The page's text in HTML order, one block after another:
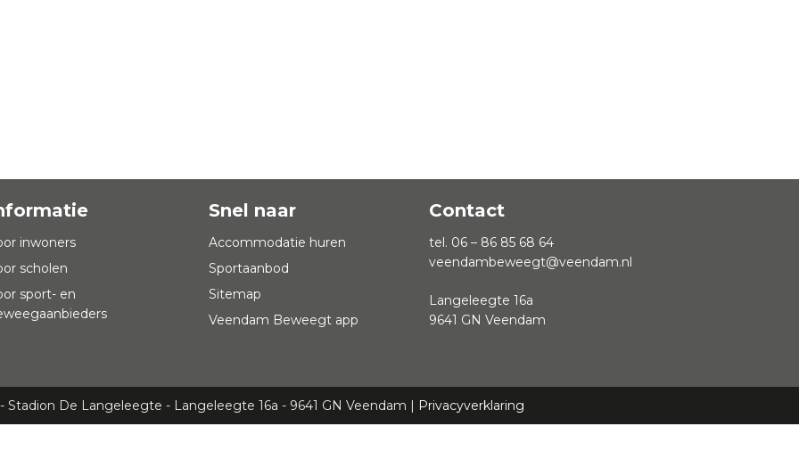
inwoners
scholen
sport- en
Snel naar
Accommodatie huren
Sportaanbod
Sitemap
Veendam Beweegt app
Contact
tel. 06 – 86 85 68 64
veendambeweegt@veendam.nl
Langeleegte 16a
9641 GN Veendam
De Langeleegte - Langeleegte 16a - 9641 GN Veendam | Privacyverklaring